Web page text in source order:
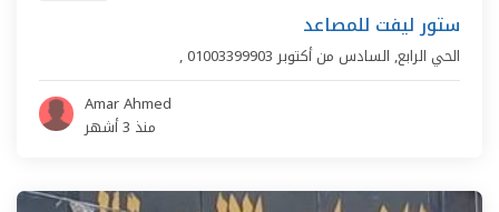
ستور ليفت للمصاعد
, الحي الرابع, السادس من أكتوبر01003399903
Amar Ahmed
منذ 3 أشهر